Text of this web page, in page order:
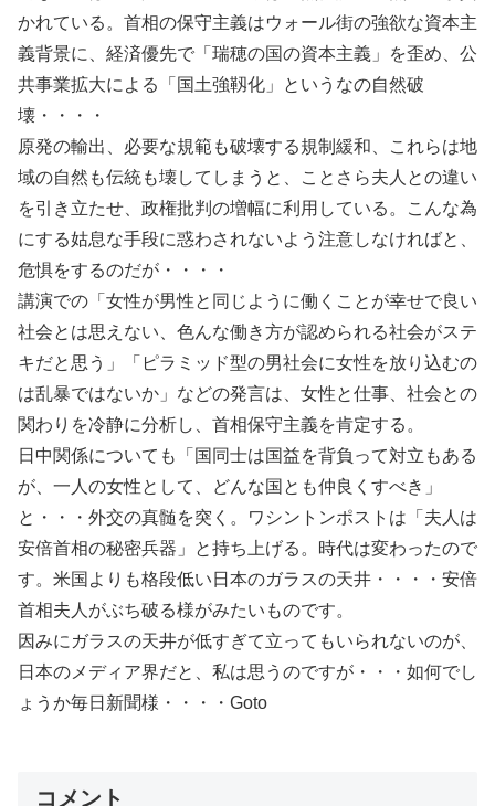
かれている。首相の保守主義はウォール街の強欲な資本主
義背景に、経済優先で「瑞穂の国の資本主義」を歪め、公
共事業拡大による「国土強靱化」というなの自然破
壊・・・・
原発の輸出、必要な規範も破壊する規制緩和、これらは地
域の自然も伝統も壊してしまうと、ことさら夫人との違い
を引き立たせ、政権批判の増幅に利用している。こんな為
にする姑息な手段に惑わされないよう注意しなければと、
危惧をするのだが・・・・
講演での「女性が男性と同じように働くことが幸せで良い
社会とは思えない、色んな働き方が認められる社会がステ
キだと思う」「ピラミッド型の男社会に女性を放り込むの
は乱暴ではないか」などの発言は、女性と仕事、社会との
関わりを冷静に分析し、首相保守主義を肯定する。
日中関係についても「国同士は国益を背負って対立もある
が、一人の女性として、どんな国とも仲良くすべき」
と・・・外交の真髄を突く。ワシントンポストは「夫人は
安倍首相の秘密兵器」と持ち上げる。時代は変わったので
す。米国よりも格段低い日本のガラスの天井・・・・安倍
首相夫人がぶち破る様がみたいものです。
因みにガラスの天井が低すぎて立ってもいられないのが、
日本のメディア界だと、私は思うのですが・・・如何でし
ょうか毎日新聞様・・・・Goto
コメント